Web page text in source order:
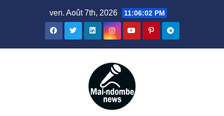
ven. Août 7th, 2026 11:06:03 PM